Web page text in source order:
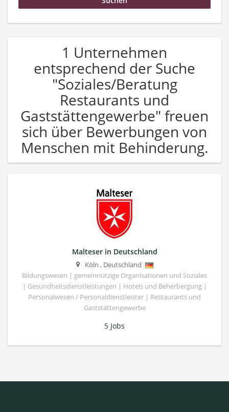
1 Unternehmen
entsprechend der Suche
"Soziales/Beratung
Restaurants und
Gaststättengewerbe" freuen
sich über Bewerbungen von
Menschen mit Behinderung.
Malteser in Deutschland
Köln , Deutschland
Bildungswesen | gemeinnützige Organisationen und Soziales
| Gesundheitsdienstleistungen | Hotels und Beherbergung |
Personalwesen / Personaldienstleister | Restaurants und
Gaststättengewerbe
5 Jobs